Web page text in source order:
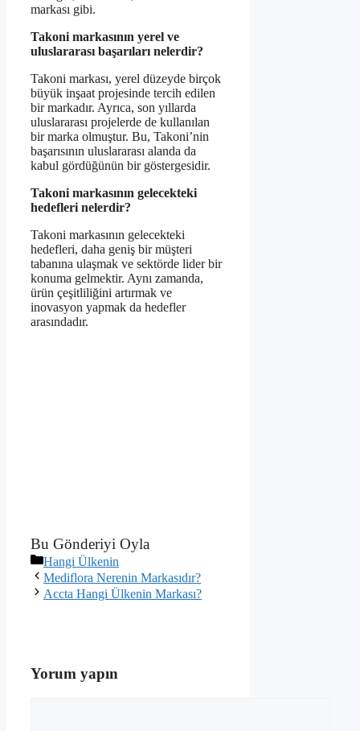
markası gibi.
Takoni markasının yerel ve
uluslararası başarıları nelerdir?
Takoni markası, yerel düzeyde birçok
büyük inşaat projesinde tercih edilen
bir markadır. Ayrıca, son yıllarda
uluslararası projelerde de kullanılan
bir marka olmuştur. Bu, Takoni’nin
başarısının uluslararası alanda da
kabul gördüğünün bir göstergesidir.
Takoni markasının gelecekteki
hedefleri nelerdir?
Takoni markasının gelecekteki
hedefleri, daha geniş bir müşteri
tabanına ulaşmak ve sektörde lider bir
konuma gelmektir. Aynı zamanda,
ürün çeşitliliğini artırmak ve
inovasyon yapmak da hedefler
arasındadır.
Bu Gönderiyi Oyla
Kategoriler
Hangi Ülkenin
Mediflora Nerenin Markasıdır?
Accta Hangi Ülkenin Markası?
Yorum yapın